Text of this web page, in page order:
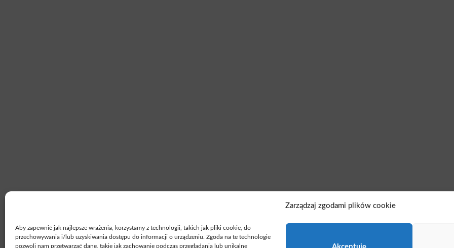
Zarządzaj zgodami plików cookie
Aby zapewnić jak najlepsze wrażenia, korzystamy z technologii, takich jak pliki cookie, do
przechowywania i/lub uzyskiwania dostępu do informacji o urządzeniu. Zgoda na te technologie
pozwoli nam przetwarzać dane, takie jak zachowanie podczas przeglądania lub unikalne